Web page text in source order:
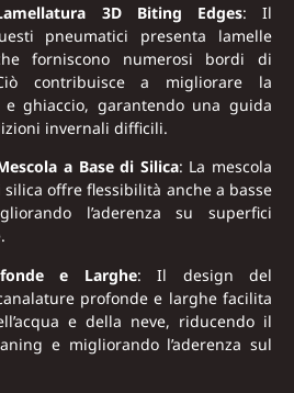
3D Biting Edges: Il
pneumatici presenta lamelle
forniscono numerosi bordi di
contribuisce a migliorare la
ghiaccio, garantendo una guida
invernali difficili.
a Base di Silica: La mescola
silica offre flessibilità anche a basse
l’aderenza su superfici
e Larghe: Il design del
profonde e larghe facilita
e della neve, riducendo il
e migliorando l’aderenza sul